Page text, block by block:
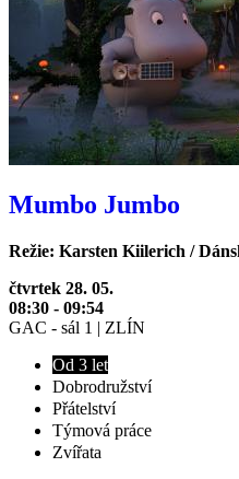
Mumbo Jumbo
Režie: Karsten Kiilerich /
čtvrtek 28. 05.
08:30 - 09:54
GAC - sál 1 | ZLÍN
Od 3 let
Dobrodružství
Přátelství
Týmová práce
Zvířata